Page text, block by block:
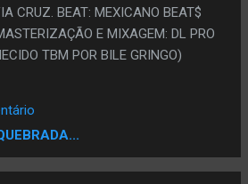
CRUZ. BEAT: MEXICANO BEAT$
E MIXAGEM: DL PRO
TBM POR BILE GRINGO)